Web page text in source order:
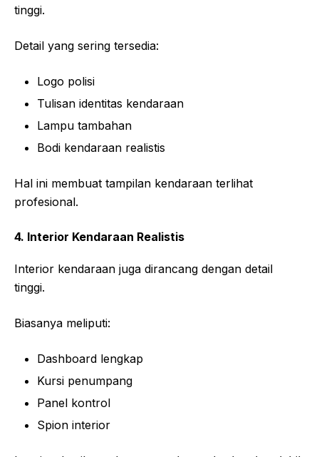
tinggi.
Detail yang sering tersedia:
Logo polisi
Tulisan identitas kendaraan
Lampu tambahan
Bodi kendaraan realistis
Hal ini membuat tampilan kendaraan terlihat
profesional.
4. Interior Kendaraan Realistis
Interior kendaraan juga dirancang dengan detail
tinggi.
Biasanya meliputi:
Dashboard lengkap
Kursi penumpang
Panel kontrol
Spion interior